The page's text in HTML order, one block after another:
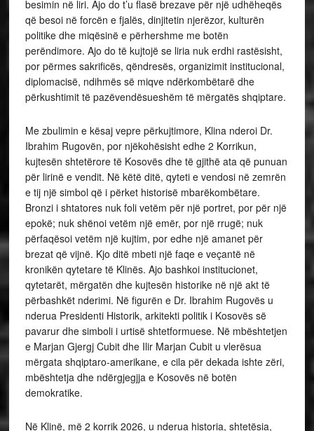
besimin në liri. Ajo do t’u flasë brezave për një udhëheqës
që besoi në forcën e fjalës, dinjitetin njerëzor, kulturën
politike dhe miqësinë e përhershme me botën
perëndimore. Ajo do të kujtojë se liria nuk erdhi rastësisht,
por përmes sakrificës, qëndresës, organizimit institucional,
diplomacisë, ndihmës së miqve ndërkombëtarë dhe
përkushtimit të pazëvendësueshëm të mërgatës shqiptare.
Me zbulimin e kësaj vepre përkujtimore, Klina nderoi Dr.
Ibrahim Rugovën, por njëkohësisht edhe 2 Korrikun,
kujtesën shtetërore të Kosovës dhe të gjithë ata që punuan
për lirinë e vendit. Në këtë ditë, qyteti e vendosi në zemrën
e tij një simbol që i përket historisë mbarëkombëtare.
Bronzi i shtatores nuk foli vetëm për një portret, por për një
epokë; nuk shënoi vetëm një emër, por një rrugë; nuk
përfaqësoi vetëm një kujtim, por edhe një amanet për
brezat që vijnë. Kjo ditë mbeti një faqe e veçantë në
kronikën qytetare të Klinës. Ajo bashkoi institucionet,
qytetarët, mërgatën dhe kujtesën historike në një akt të
përbashkët nderimi. Në figurën e Dr. Ibrahim Rugovës u
nderua Presidenti Historik, arkitekti politik i Kosovës së
pavarur dhe simboli i urtisë shtetformuese. Në mbështetjen
e Marjan Gjergj Cubit dhe Ilir Marjan Cubit u vlerësua
mërgata shqiptaro-amerikane, e cila për dekada ishte zëri,
mbështetja dhe ndërgjegjja e Kosovës në botën
demokratike.
Në Klinë, më 2 korrik 2026, u nderua historia, shtetësia,